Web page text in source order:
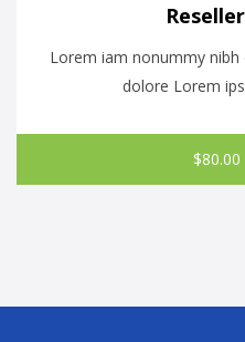
Lorem iam nonummy
dolore Lorem
$80.00